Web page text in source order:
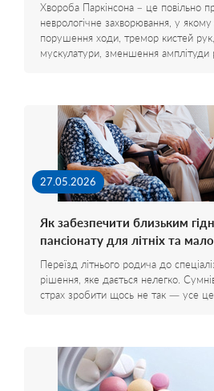
Хвороба Паркінсона – це повільно
неврологічне захворювання, у якому
порушення ходи, тремор кистей рук,
мускулатури, зменшення амплітуди
27.05.2026
Як забезпечити близьким
пансіонату для літніх та
Переїзд літнього родича до
рішення, яке дається нелегко.
страх зробити щось не так — усе це